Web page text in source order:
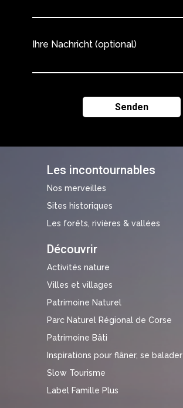
Les incontournables
Nos merveilles
Sites historiques
Les forêts, rivières & vallées
Découvrir
Activités nature
Villes et villages
Patrimoine Naturel
Parc Naturel Régional de Corse
Patrimoine Bâti
Inspirations pour flâner, se balader
Slow Tourisme
Label Famille Plus
Ihre Nachricht (optional)